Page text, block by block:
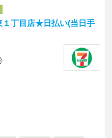
１丁目店★日払い(当日手